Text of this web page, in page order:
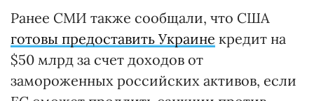
Ранее СМИ также сообщали, что США
готовы предоставить Украине кредит на
$50 млрд за счет доходов от
замороженных российских активов, если